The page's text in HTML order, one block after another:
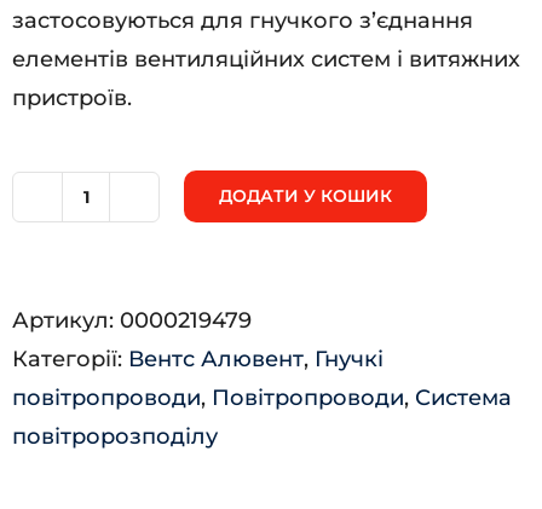
застосовуються для гнучкого з’єднання
елементів вентиляційних систем і витяжних
пристроїв.
Алювент
кількість
ДОДАТИ У КОШИК
Артикул: 0000219479
Категорії: Вентс Алювент, Гнучкі
повітропроводи, Повітропроводи, Система
повітророзподілу